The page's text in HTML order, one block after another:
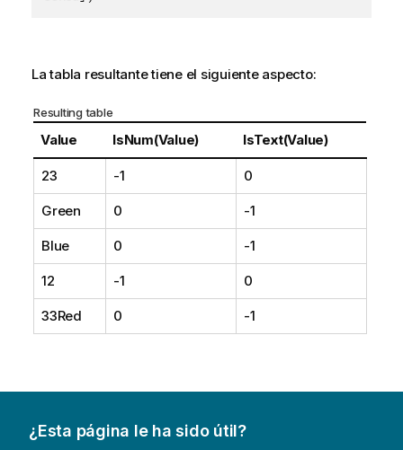
La tabla resultante tiene el siguiente aspecto:
Resulting table
Value IsNum(Value) IsText(Value)
23 -1 0
Green 0 -1
Blue 0 -1
12 -1 0
33Red 0 -1
¿Esta página le ha sido útil?